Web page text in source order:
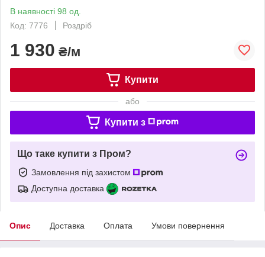
В наявності 98 од.
Код: 7776
Роздріб
1 930 ₴/м
Купити
або
Купити з
Що таке купити з Пром?
Замовлення під захистом
Доступна доставка
Опис Доставка Оплата Умови повернення